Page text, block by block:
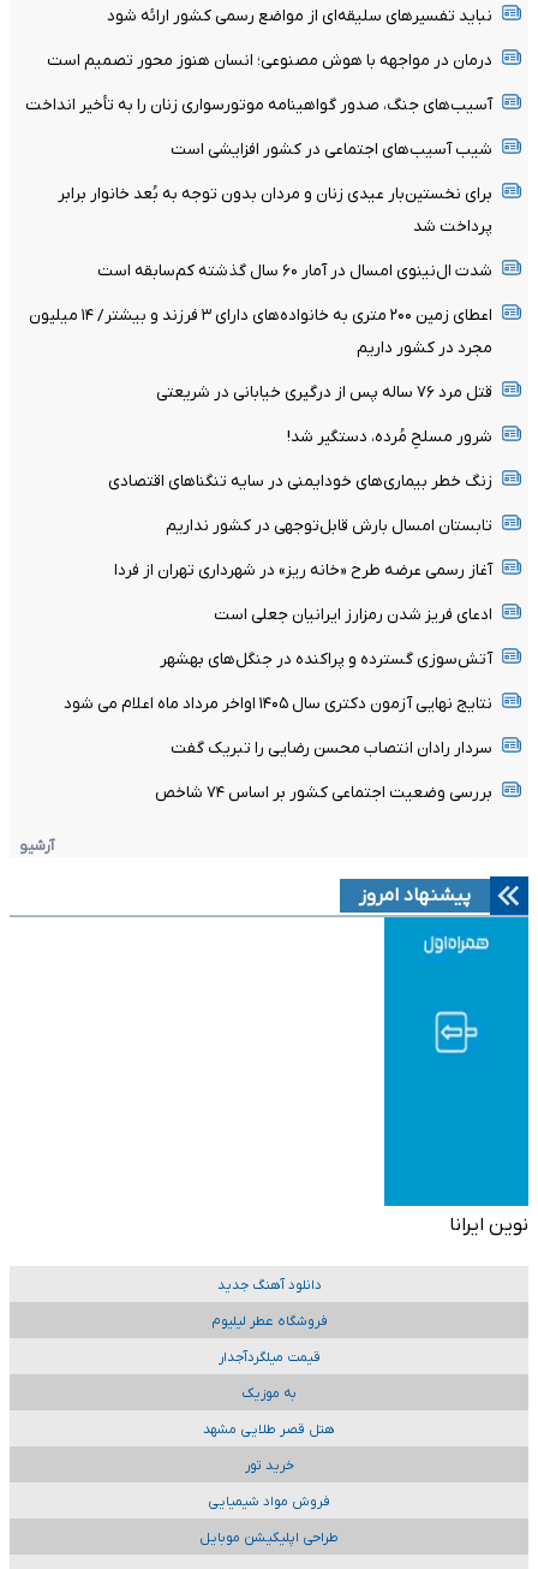
نباید تفسیرهای سلیقه‌ای از مواضع رسمی کشور ارائه شود
درمان در مواجهه با هوش مصنوعی؛ انسان هنوز محور تصمیم است
آسیب‌های جنگ، صدور گواهینامه موتورسواری زنان را به تأخیر انداخت
شیب آسیب‌های اجتماعی در کشور افزایشی است
برای نخستین‌بار عیدی زنان و مردان بدون توجه به بُعد خانوار برابر
پرداخت شد
شدت ال‌نینوی امسال در آمار ۶۰ سال گذشته کم‌سابقه است
اعطای زمین ۲۰۰ متری به خانواده‌های دارای ۳ فرزند و بیشتر/ ۱۴ میلیون
مجرد در کشور داریم
قتل مرد ۷۶ ساله پس از درگیری خیابانی در شریعتی
شرور مسلحِ مُرده، دستگیر شد!
زنگ خطر بیماری‌های خودایمنی در سایه تنگناهای اقتصادی
تابستان امسال بارش قابل‌توجهی در کشور نداریم
آغاز رسمی عرضه طرح «خانه ریز» در شهرداری تهران از فردا
ادعای فریز شدن رمزارز ایرانیان جعلی است
آتش‌سوزی گسترده و پراکنده در جنگل‌های بهشهر
نتایج نهایی آزمون دکتری سال ۱۴۰۵ اواخر مرداد ماه اعلام می شود
سردار رادان انتصاب محسن رضایی را تبریک گفت
بررسی وضعیت اجتماعی کشور بر اساس ۷۴ شاخص
آرشیو
پیشنهاد امروز
نوین ایرانا
دانلود آهنگ جدید
فروشگاه عطر لیلیوم
قیمت میلگردآجدار
به موزیک
هتل قصر طلایی مشهد
خرید تور
فروش مواد شیمیایی
طراحی اپلیکیشن موبایل